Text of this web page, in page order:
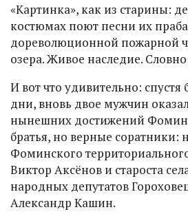
«Картинка», как из старины:
костюмах поют песни их
дореволюционной пожарной
озера. Живое наследие.
И вот что удивительно: спустя
дни, вновь двое мужчин
нынешних достижений
братья, но верные соратники:
Фоминского
Виктор Аксёнов и староста
народных депутатов
Александр Кашин.